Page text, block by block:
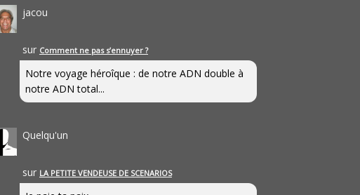
jacou
sur Comment ne pas s’ennuyer ?
Notre voyage héroîque : de notre ADN double à
notre ADN total...
Quelqu'un
sur LA PETITE VENDEUSE DE SCENARIOS